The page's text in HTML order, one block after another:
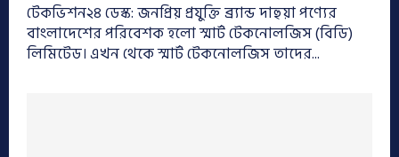
টেকভিশন২৪ ডেস্ক: জনপ্রিয় প্রযুক্তি ব্র্যান্ড দাহুয়া পণ্যের
বাংলাদেশের পরিবেশক হলো স্মার্ট টেকনোলজিস (বিডি)
লিমিটেড। এখন থেকে স্মার্ট টেকনোলজিস তাদের...